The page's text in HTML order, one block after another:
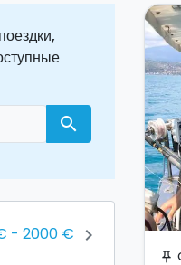
search
- 2000 € chevron_right
push_pin